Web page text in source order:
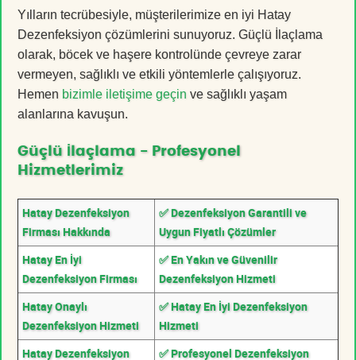
Yılların tecrübesiyle, müşterilerimize en iyi Hatay
Dezenfeksiyon çözümlerini sunuyoruz. Güçlü İlaçlama
olarak, böcek ve haşere kontrolünde çevreye zarar
vermeyen, sağlıklı ve etkili yöntemlerle çalışıyoruz.
Hemen bizimle iletişime geçin ve sağlıklı yaşam
alanlarına kavuşun.
Güçlü İlaçlama - Profesyonel
Hizmetlerimiz
Hatay Dezenfeksiyon
Firması Hakkında
✅ Dezenfeksiyon Garantili ve
Uygun Fiyatlı Çözümler
Hatay En İyi
Dezenfeksiyon Firması
✅ En Yakın ve Güvenilir
Dezenfeksiyon Hizmeti
Hatay Onaylı
Dezenfeksiyon Hizmeti
✅ Hatay En İyi Dezenfeksiyon
Hizmeti
Hatay Dezenfeksiyon
✅ Profesyonel Dezenfeksiyon